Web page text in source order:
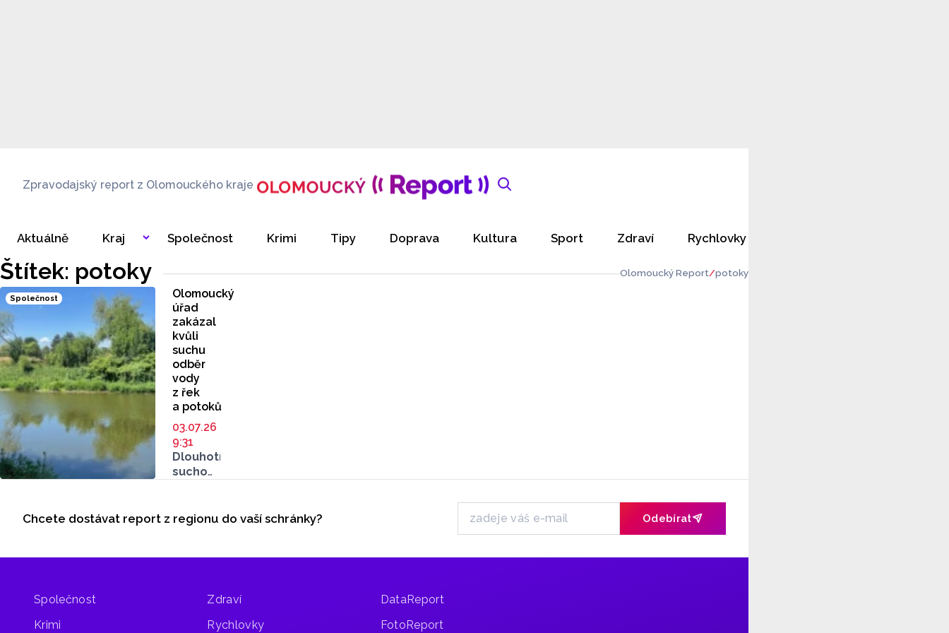
Zpravodajský report z Olomouckého kraje
Aktuálně Kraj Společnost Krimi Tipy Doprava Kultura Sport Zdraví Rychlovky
Štítek: potoky Olomoucký Report potoky
Společnost
Olomoucký
úřad
zakázal
kvůli
suchu
odběr
vody
z řek
a potoků
03.07.26
9:31
Dlouhotrvající
sucho
průtoky
přiměly
k dočasnému
Odběr newsletteru
Chcete dostávat report z regionu do vaší schránky? Odebírat
Společnost
Krimi
Zdraví
Rychlovky
DataReport
FotoReport